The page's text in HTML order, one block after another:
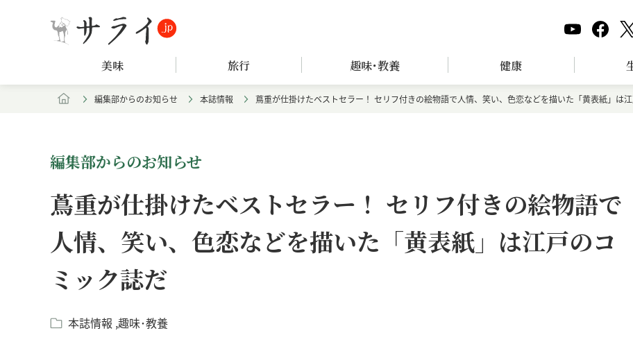
美味 旅行 趣味･教養 健康
編集部からのお知らせ 本誌情報 蔦重が仕掛けたベストセラー！ セリフ付きの絵物語で人情、笑い、色恋などを描いた「黄表紙」は
編集部からのお知らせ
蔦重が仕掛けたベストセラー！ セリフ付きの絵物語で
人情、笑い、色恋などを描いた「黄表紙」は江戸のコ
ミック誌だ
本誌情報 趣味･教養